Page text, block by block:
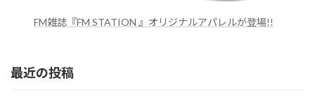
FM雑誌『FM STATION 』オリジナルアパレルが登場!!
最近の投稿